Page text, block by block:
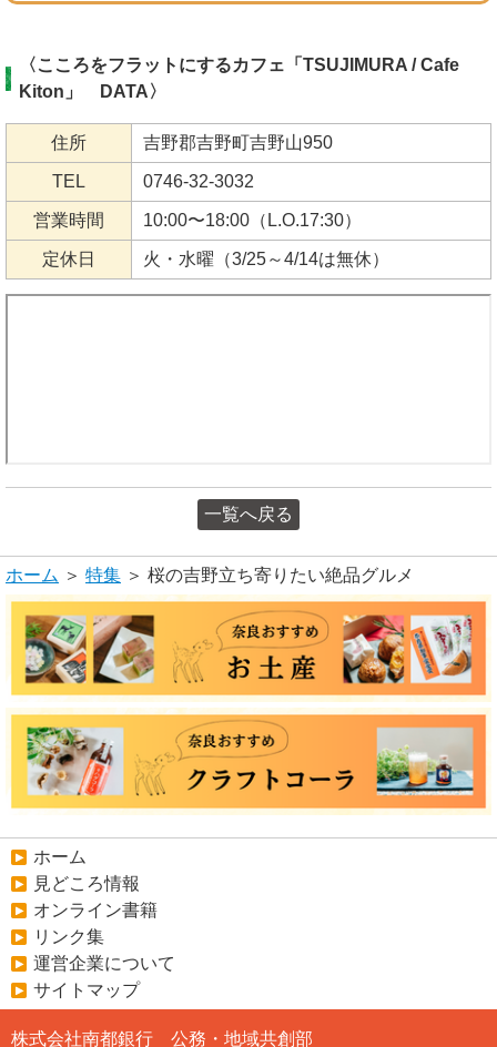
〈こころをフラットにするカフェ「TSUJIMURA / Cafe
Kiton」 DATA〉
住所 吉野郡吉野町吉野山950
TEL 0746-32-3032
営業時間 10:00〜18:00（L.O.17:30）
定休日 火・水曜（3/25～4/14は無休）
一覧へ戻る
ホーム ＞ 特集 ＞ 桜の吉野立ち寄りたい絶品グルメ
ホーム
見どころ情報
オンライン書籍
リンク集
運営企業について
サイトマップ
株式会社南都銀行 公務・地域共創部